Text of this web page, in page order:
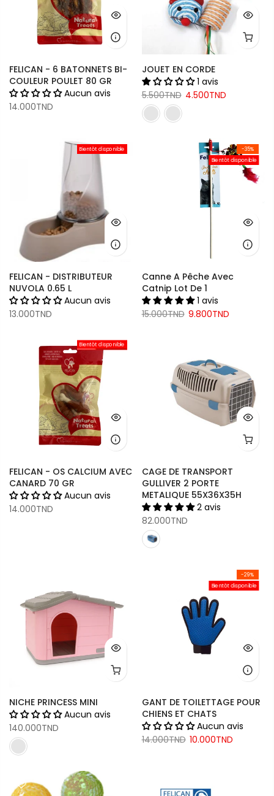
FELICAN - 6 BATONNETS BI-
COULEUR POULET 80 GR
Aucun avis
14.000TND
JOUET EN CORDE
1 avis
5.500TND 4.500TND
Bientôt disponible
FELICAN - DISTRIBUTEUR
NUVOLA 0.65 L
Aucun avis
13.000TND
-35%
Bientôt disponible
Canne A Pêche Avec
Catnip Lot De 1
1 avis
15.000TND 9.800TND
Bientôt disponible
FELICAN - OS CALCIUM AVEC
CANARD 70 GR
Aucun avis
14.000TND
CAGE DE TRANSPORT
GULLIVER 2 PORTE
METALIQUE 55X36X35H
2 avis
82.000TND
NICHE PRINCESS MINI
Aucun avis
140.000TND
-29%
Bientôt disponible
GANT DE TOILETTAGE POUR
CHIENS ET CHATS
Aucun avis
14.000TND 10.000TND